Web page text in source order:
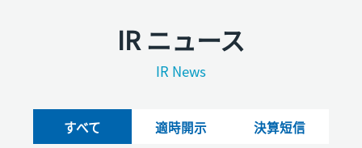
IR ニュース
IR News
すべて 適時開示 決算短信